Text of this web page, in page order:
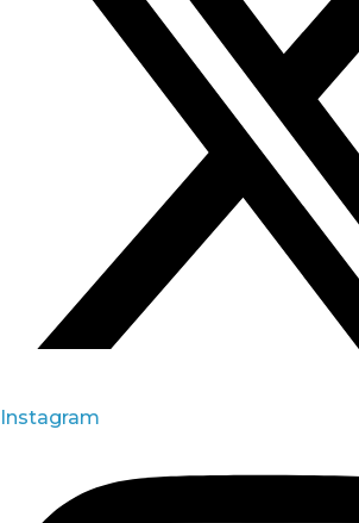
Instagram